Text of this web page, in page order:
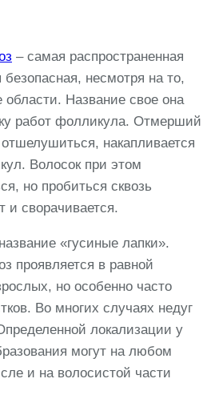
– самая распространенная
несмотря на то,
Название свое она
работ фолликула. Отмерший
накапливается
Волосок при этом
но пробиться сквозь
и сворачивается.
«гусиные лапки».
проявляется в равной
но особенно часто
Во многих случаях недуг
локализации у
могут на любом
и на волосистой части